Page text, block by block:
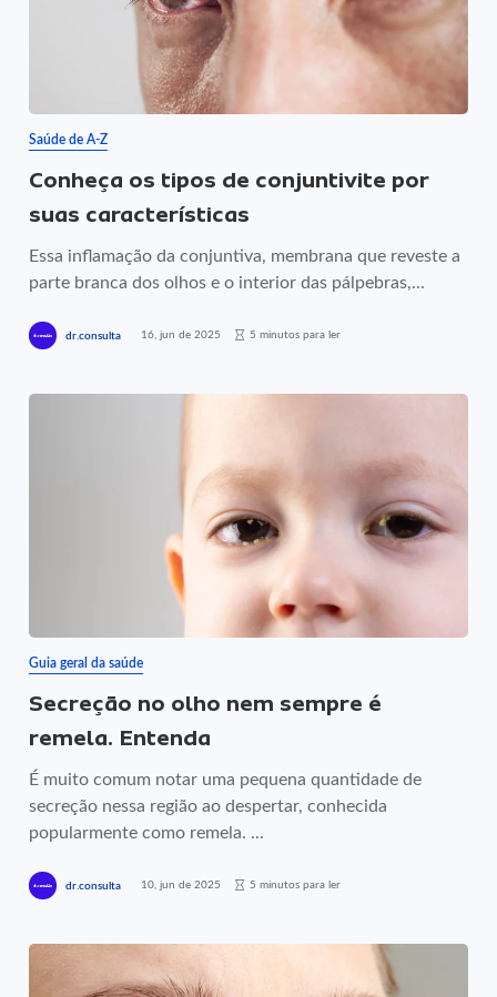
Saúde de A-Z
Conheça os tipos de conjuntivite por
suas características
Essa inflamação da conjuntiva, membrana que reveste a
parte branca dos olhos e o interior das pálpebras,...
dr.consulta 16, jun de 2025 5 minutos para ler
Guia geral da saúde
Secreção no olho nem sempre é
remela. Entenda
É muito comum notar uma pequena quantidade de
secreção nessa região ao despertar, conhecida
popularmente como remela. ...
dr.consulta 10, jun de 2025 5 minutos para ler